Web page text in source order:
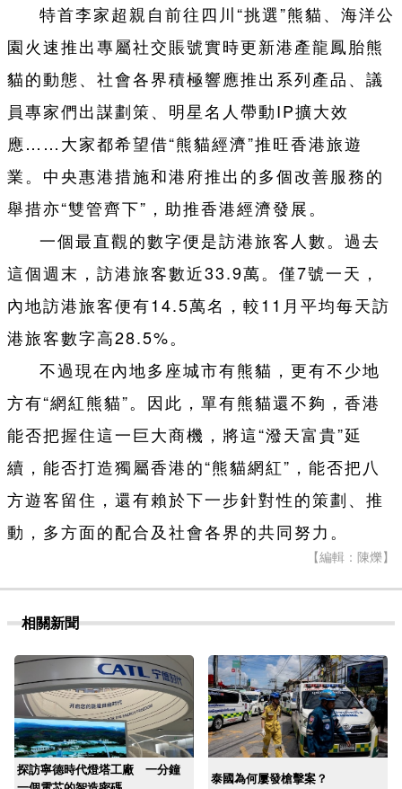
特首李家超親自前往四川“挑選”熊貓、海洋公
園火速推出專屬社交賬號實時更新港產龍鳳胎熊
貓的動態、社會各界積極響應推出系列產品、議
員專家們出謀劃策、明星名人帶動IP擴大效
應……大家都希望借“熊貓經濟”推旺香港旅遊
業。中央惠港措施和港府推出的多個改善服務的
舉措亦“雙管齊下”，助推香港經濟發展。
一個最直觀的數字便是訪港旅客人數。過去
這個週末，訪港旅客數近33.9萬。僅7號一天，
內地訪港旅客便有14.5萬名，較11月平均每天訪
港旅客數字高28.5%。
不過現在內地多座城市有熊貓，更有不少地
方有“網紅熊貓”。因此，單有熊貓還不夠，香港
能否把握住這一巨大商機，將這“潑天富貴”延
續，能否打造獨屬香港的“熊貓網紅”，能否把八
方遊客留住，還有賴於下一步針對性的策劃、推
動，多方面的配合及社會各界的共同努力。
【編輯：陳爍】
相關新聞
探訪寧德時代燈塔工廠 一分鐘
泰國為何屢發槍擊案？